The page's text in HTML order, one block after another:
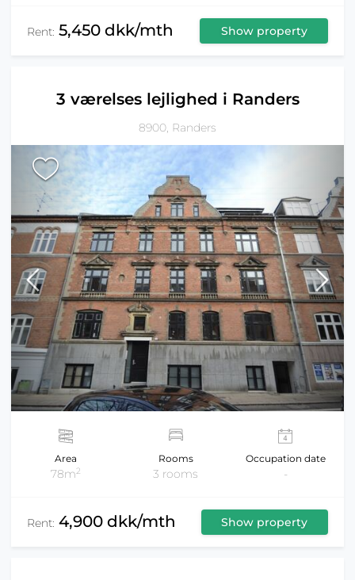
Rent: 5,450 dkk/mth Show property
3 værelses lejlighed i Randers
8900, Randers
Area
78m2
Rooms
3 rooms
Occupation date
-
Rent: 4,900 dkk/mth Show property